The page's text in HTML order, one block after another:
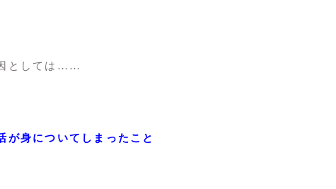
としては……
身についてしまったこと